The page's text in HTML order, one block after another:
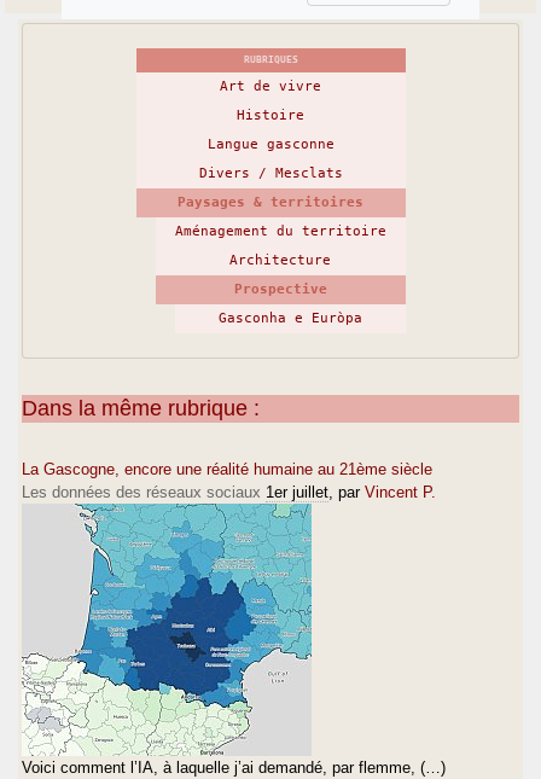
RUBRIQUES
Art de vivre
Histoire
Langue gasconne
Divers / Mesclats
Paysages & territoires
Aménagement du territoire
Architecture
Prospective
Gasconha e Euròpa
Dans la même rubrique :
La Gascogne, encore une réalité humaine au 21ème siècle
Les données des réseaux sociaux 1er juillet , par Vincent P.
Voici comment l’IA, à laquelle j’ai demandé, par flemme, (…)